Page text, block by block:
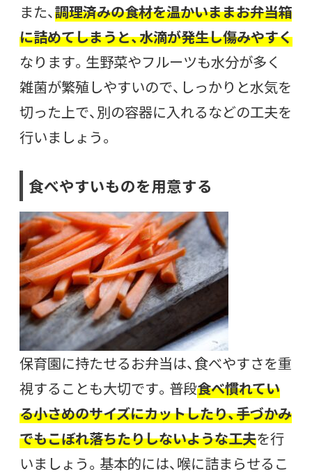
また、調理済みの食材を温かいままお弁当箱
に詰めてしまうと、水滴が発生し傷みやすく
なります。生野菜やフルーツも水分が多く
雑菌が繁殖しやすいので、しっかりと水気を
切った上で、別の容器に入れるなどの工夫を
行いましょう。
食べやすいものを用意する
保育園に持たせるお弁当は、食べやすさを重
視することも大切です。普段食べ慣れてい
る小さめのサイズにカットしたり、手づかみ
でもこぼれ落ちたりしないような工夫を行
いましょう。基本的には、喉に詰まらせるこ